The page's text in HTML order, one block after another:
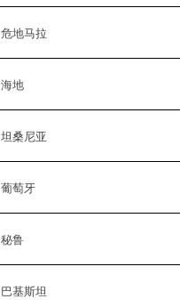
危地马拉
海地
坦桑尼亚
葡萄牙
秘鲁
巴基斯坦